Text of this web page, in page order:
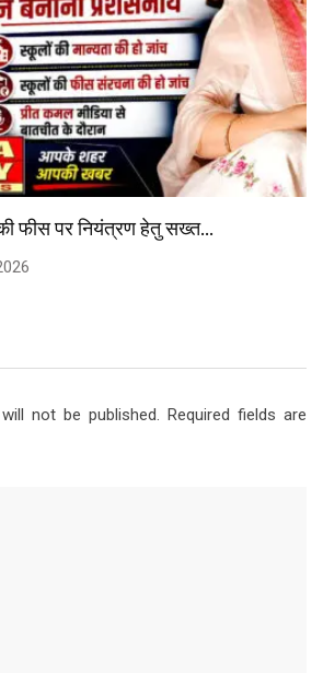
नियंत्रण हेतु सख्त…
not be published. Required fields are